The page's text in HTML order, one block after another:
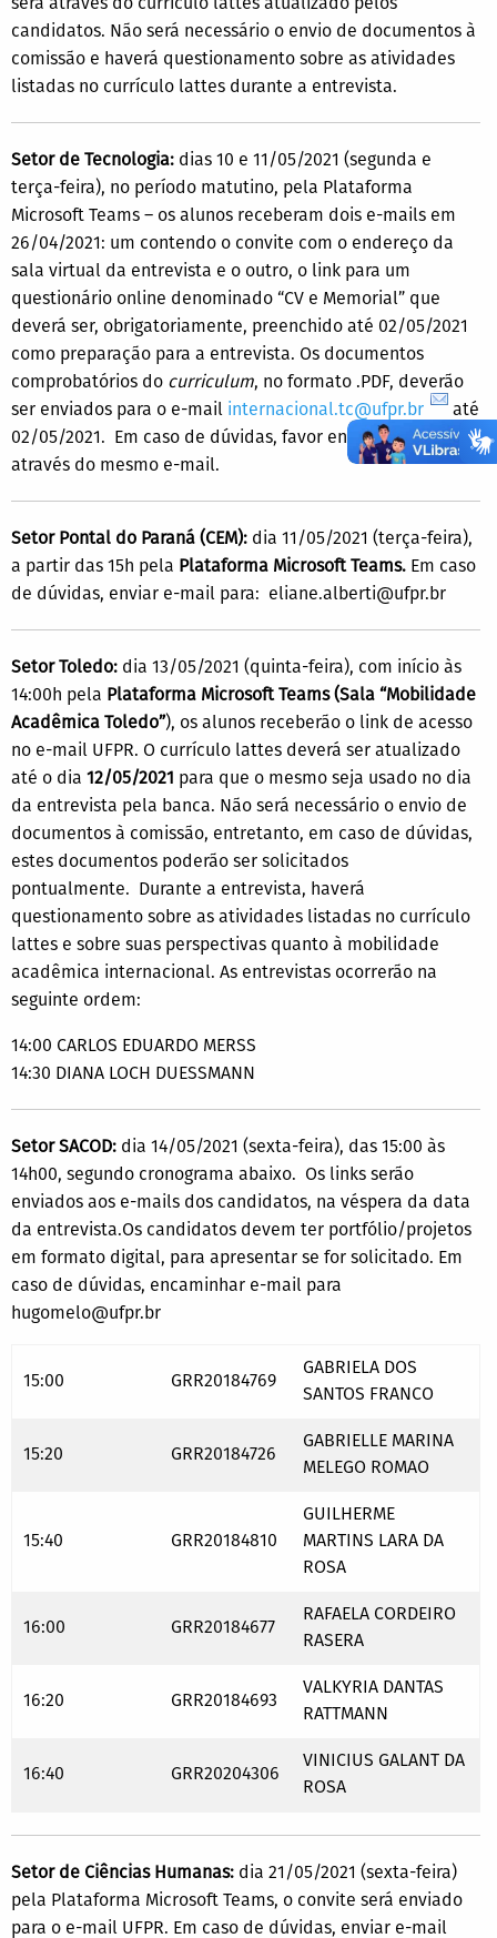
candidatos. Não será necessário o envio de documentos à
comissão e haverá questionamento sobre as atividades
listadas no currículo lattes durante a entrevista.
Setor de Tecnologia: dias 10 e 11/05/2021 (segunda e
terça-feira), no período matutino, pela Plataforma
Microsoft Teams – os alunos receberam dois e-mails em
26/04/2021: um contendo o convite com o endereço da
sala virtual da entrevista e o outro, o link para um
questionário online denominado “CV e Memorial” que
deverá ser, obrigatoriamente, preenchido até 02/05/2021
como preparação para a entrevista. Os documentos
comprobatórios do curriculum, no formato .PDF, deverão
ser enviados para o e-mail internacional.tc@ufpr.br
até
02/05/2021. Em caso de dúvidas, favor entrar em contato
através do mesmo e-mail.
Setor Pontal do Paraná (CEM): dia 11/05/2021 (terça-feira),
a partir das 15h pela Plataforma Microsoft Teams. Em caso
de dúvidas, enviar e-mail para: eliane.alberti@ufpr.br
Setor Toledo: dia 13/05/2021 (quinta-feira), com início às
14:00h pela Plataforma Microsoft Teams (Sala “Mobilidade
Acadêmica Toledo”), os alunos receberão o link de acesso
no e-mail UFPR. O currículo lattes deverá ser atualizado
até o dia 12/05/2021 para que o mesmo seja usado no dia
da entrevista pela banca. Não será necessário o envio de
documentos à comissão, entretanto, em caso de dúvidas,
estes documentos poderão ser solicitados
pontualmente. Durante a entrevista, haverá
questionamento sobre as atividades listadas no currículo
lattes e sobre suas perspectivas quanto à mobilidade
acadêmica internacional. As entrevistas ocorrerão na
seguinte ordem:
14:00 CARLOS EDUARDO MERSS
14:30 DIANA LOCH DUESSMANN
Setor SACOD: dia 14/05/2021 (sexta-feira), das 15:00 às
14h00, segundo cronograma abaixo. Os links serão
enviados aos e-mails dos candidatos, na véspera da data
da entrevista.Os candidatos devem ter portfólio/projetos
em formato digital, para apresentar se for solicitado. Em
caso de dúvidas, encaminhar e-mail para
hugomelo@ufpr.br
15:00 GRR20184769
GABRIELA DOS
SANTOS FRANCO
15:20 GRR20184726
GABRIELLE MARINA
MELEGO ROMAO
15:40 GRR20184810
GUILHERME
MARTINS LARA DA
ROSA
16:00 GRR20184677
RAFAELA CORDEIRO
RASERA
16:20 GRR20184693
VALKYRIA DANTAS
RATTMANN
16:40 GRR20204306
VINICIUS GALANT DA
ROSA
Setor de Ciências Humanas: dia 21/05/2021 (sexta-feira)
pela Plataforma Microsoft Teams, o convite será enviado
para o e-mail UFPR. Em caso de dúvidas, enviar e-mail